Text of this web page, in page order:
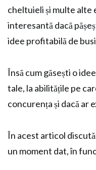
cheltuieli și multe alte
interesantă dacă
idee profitabilă de
Însă cum găsești o
tale, la abilitățile pe
concurența și dacă ar
În acest articol
un moment dat, în